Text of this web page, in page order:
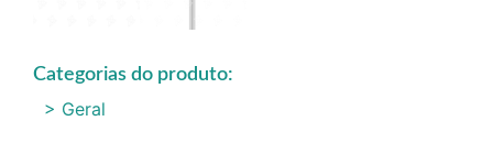
Categorias do produto:
> Geral